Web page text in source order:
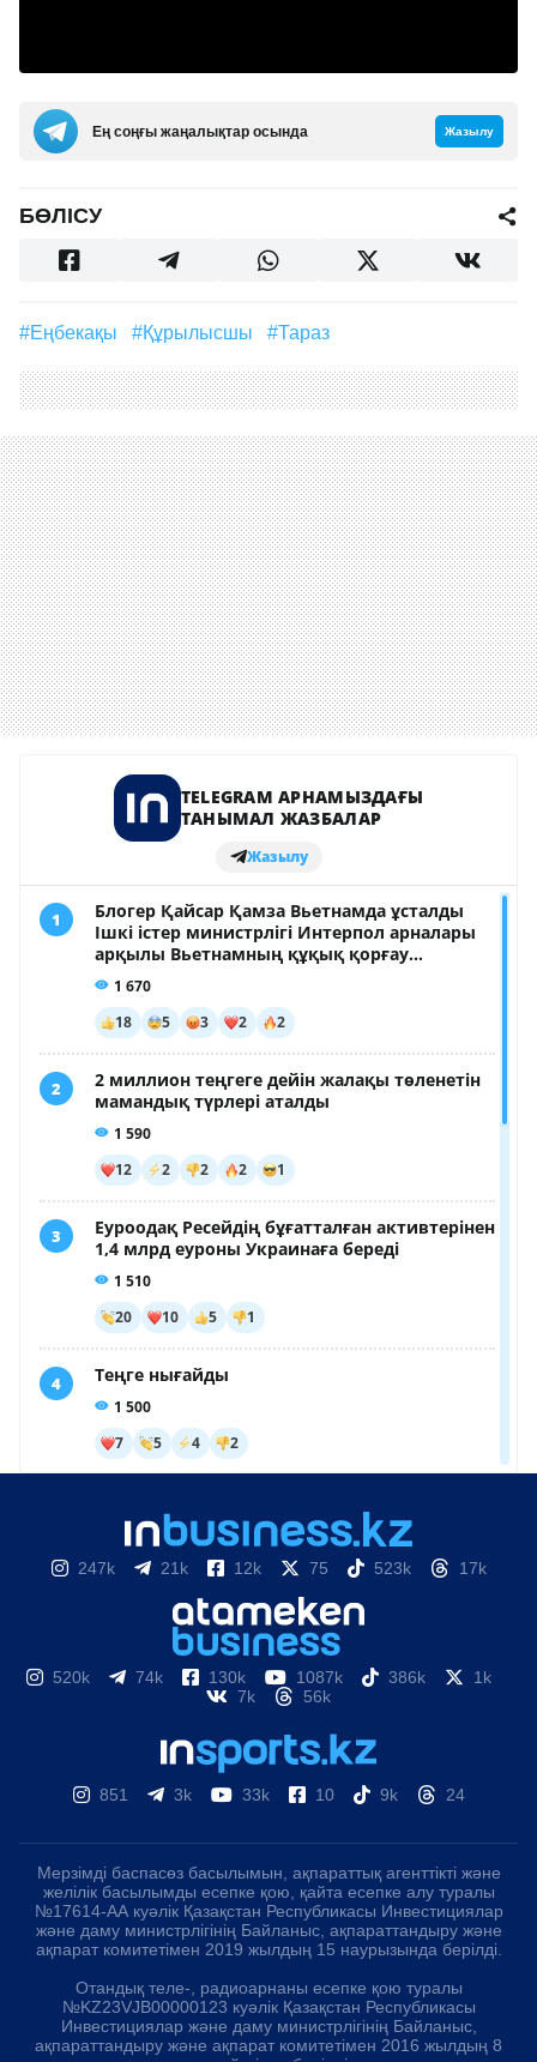
Ең соңғы жаңалықтар осында Жазылу
БӨЛІСУ
#еңбекақы #құрылысшы #Тараз
247k 21k 12k 75 523k 17k
520k 74k 130k 1087k 386k
1k
7k
56k
851 3k 33k 10 9k 24
Мерзімді баспасөз басылымын, ақпараттық агенттікті және
желілік басылымды есепке қою, қайта есепке алу туралы
№17614-АА куәлік Қазақстан Республикасы Инвестициялар
және даму министрлігінің Байланыс, ақпараттандыру және
ақпарат комитетімен 2019 жылдың 15 наурызында берілді.
Отандық теле-, радиоарнаны есепке қою туралы
№KZ23VJB00000123 куәлік Қазақстан Республикасы
Инвестициялар және даму министрлігінің Байланыс,
ақпараттандыру және ақпарат комитетімен 2016 жылдың 8